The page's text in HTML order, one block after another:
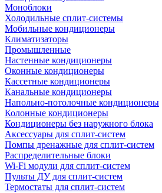
Моноблоки
Холодильные сплит-системы
Мобильные кондиционеры
Климатизаторы
Промышленные
Настенные кондиционеры
Оконные кондиционеры
Кассетные кондиционеры
Канальные кондиционеры
Напольно-потолочные кондиционеры
Колонные кондиционеры
Кондиционеры без наружного блока
Аксессуары для сплит-систем
Помпы дренажные для сплит-систем
Распределительные блоки
Wi-Fi модули для сплит-систем
Пульты ДУ для сплит-систем
Термостаты для сплит-систем